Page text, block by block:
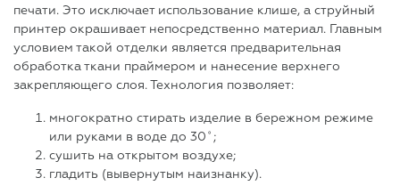
печати. Это исключает использование клише, а струйный
принтер окрашивает непосредственно материал. Главным
условием такой отделки является предварительная
обработка ткани праймером и нанесение верхнего
закрепляющего слоя. Технология позволяет:
многократно стирать изделие в бережном режиме
или руками в воде до 30˚;
сушить на открытом воздухе;
гладить (вывернутым наизнанку).